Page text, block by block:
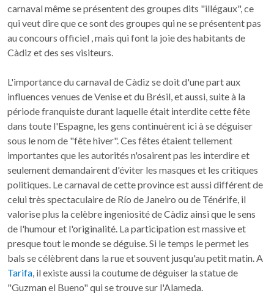
carnaval même se présentent des groupes dits "illégaux", ce
qui veut dire que ce sont des groupes qui ne se présentent pas
au concours officiel , mais qui font la joie des habitants de
Càdiz et des ses visiteurs.
L'importance du carnaval de Càdiz se doit d'une part aux
influences venues de Venise et du Brésil, et aussi, suite à la
période franquiste durant laquelle était interdite cette fête
dans toute l'Espagne, les gens continuèrent ici à se déguiser
sous le nom de "fête hiver". Ces fêtes étaient tellement
importantes que les autorités n'osairent pas les interdire et
seulement demandairent d'éviter les masques et les critiques
politiques. Le carnaval de cette province est aussi différent de
celui très spectaculaire de Río de Janeiro ou de Ténérife, il
valorise plus la celèbre ingeniosité de Càdiz ainsi que le sens
de l'humour et l'originalité. La participation est massive et
presque tout le monde se déguise. Si le temps le permet les
bals se célèbrent dans la rue et souvent jusqu'au petit matin. A
Tarifa, il existe aussi la coutume de déguiser la statue de
"Guzman el Bueno" qui se trouve sur l'Alameda.